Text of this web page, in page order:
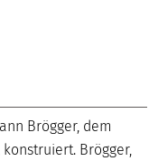
Brögger, dem
Brögger,